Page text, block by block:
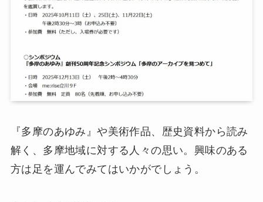
『多摩のあゆみ』や美術作品、歴史資料から読み
解く、多摩地域に対する人々の思い。興味のある
方は足を運んでみてはいかがでしょう。